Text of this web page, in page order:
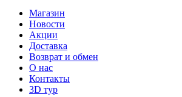
Магазин
Новости
Акции
Доставка
Возврат и обмен
О нас
Контакты
3D тур